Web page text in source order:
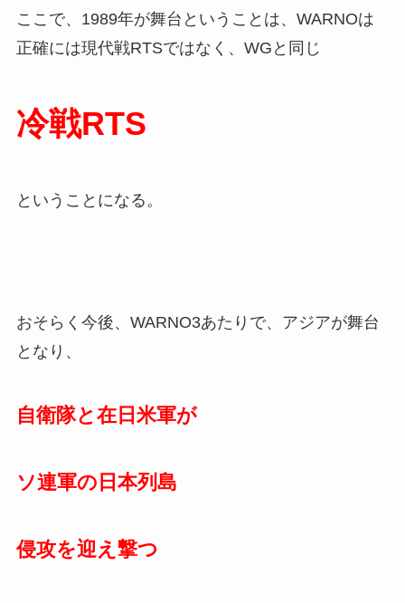
ここで、1989年が舞台ということは、WARNOは
正確には現代戦RTSではなく、WGと同じ
冷戦RTS
ということになる。
おそらく今後、WARNO3あたりで、アジアが舞台
となり、
自衛隊と在日米軍が
ソ連軍の日本列島
侵攻を迎え撃つ